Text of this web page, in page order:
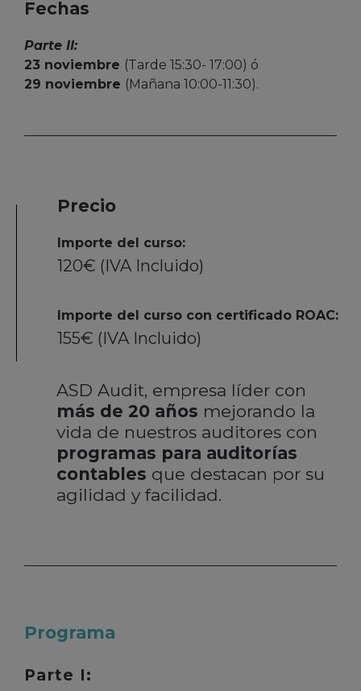
Fechas
Parte II:
23 noviembre (Tarde 15:30- 17:00) ó
29 noviembre (Mañana 10:00-11:30).
Precio
Importe del curso:
120€ (IVA Incluido)
Importe del curso con certificado ROAC:
155€ (IVA Incluido)
ASD Audit, empresa líder con
más de 20 años mejorando la
vida de nuestros auditores con
programas para auditorías
contables que destacan por su
agilidad y facilidad.
Programa
Parte I: